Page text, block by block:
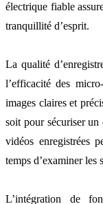
électrique fiable
tranquillité d’esprit.
La qualité
l’efficacité des
images claires et
soit pour sécuriser
vidéos enregistrées
temps d’examiner les
L’intégration de